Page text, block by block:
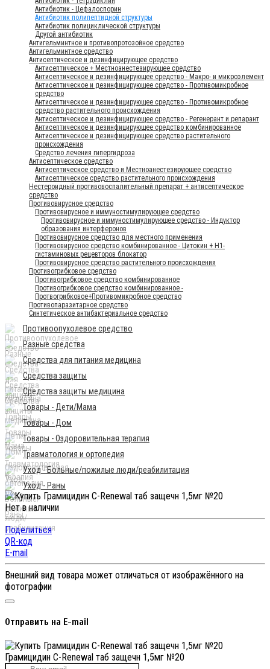
Антибиотик - Цефалоспорин
Антибиотик полипептидной структуры
Антибиотик полициклической структуры
Другой антибиотик
Антигельминтное и противопротозойное средство
Антигельминтное средство
Антисептическое и дезинфицирующее средство
Антисептическое + Местноанестезирующее средство
Антисептическое и дезинфицирующее средство - Макро- и микроэлемент
Антисептическое и дезинфицирующее средство - Противомикробное
средство
Антисептическое и дезинфицирующее средство - Противомикробное
средство растительного происхождения
Антисептическое и дезинфицирующее средство - Регенерант и репарант
Антисептическое и дезинфицирующее средство комбинированное
Антисептическое и дезинфицирующее средство растительного
происхождения
Средство лечения гипергидроза
Антисептическое средство
Антисептическое средство и Местноанестезирующее средство
Антисептическое средство растительного происхождения
Нестероидный противовоспалительный препарат + антисептическое
средство
Противовирусное средство
Противовирусное и иммуностимулирующее средство
Противовирусное и иммуностимулирующее средство - Индуктор
образования интерферонов
Противовирусное средство для местного применения
Противовирусное средство комбинированное - Цитокин + Н1-
гистаминовых рецевторов блокатор
Противовирусное средство растительного происхождения
Противогрибковое средство
Противогрибковое средство комбинированное
Противогрибковое средство комбинированное -
Протвогрибковое+Противомикробное средство
Противопаразитарное средство
Синтетическое антибактериальное средство
Противоопухолевое средство
Разные средства
Средства для питания медицина
Средства защиты
Средства защиты медицина
Товары - Дети/Мама
Товары - Дом
Товары - Оздоровительная терапия
Травматология и ортопедия
Уход - Больные/пожилые люди/реабилитация
Уход - Раны
Нет в наличии
Поделиться
QR-код
E-mail
Внешний вид товара может отличаться от изображённого на
фотографии
Отправить на E-mail
Грамицидин С-Renewal таб защечн 1,5мг №20